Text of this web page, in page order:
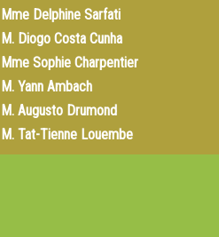
Mme Delphine Sarfati
M. Diogo Costa Cunha
Mme Sophie Charpentier
M. Yann Ambach
M. Augusto Drumond
M. Tat-Tienne Louembe